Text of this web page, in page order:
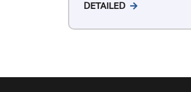
DETAILED